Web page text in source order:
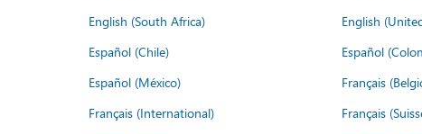
English (South Africa)
English
Español (Chile)
Español
Español (México)
Français
Français (International)
Français